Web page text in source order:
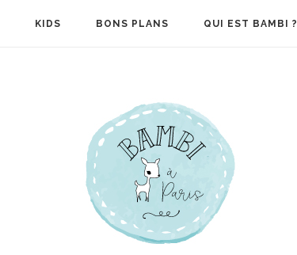
KIDS BONS PLANS QUI EST BAMBI ?